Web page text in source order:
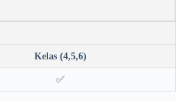
Kelas (4,5,6)
✅